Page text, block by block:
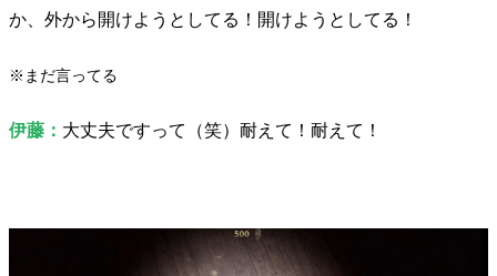
か、外から開けようとしてる！開けようとしてる！
※まだ言ってる
伊藤： 大丈夫ですって（笑）耐えて！耐えて！